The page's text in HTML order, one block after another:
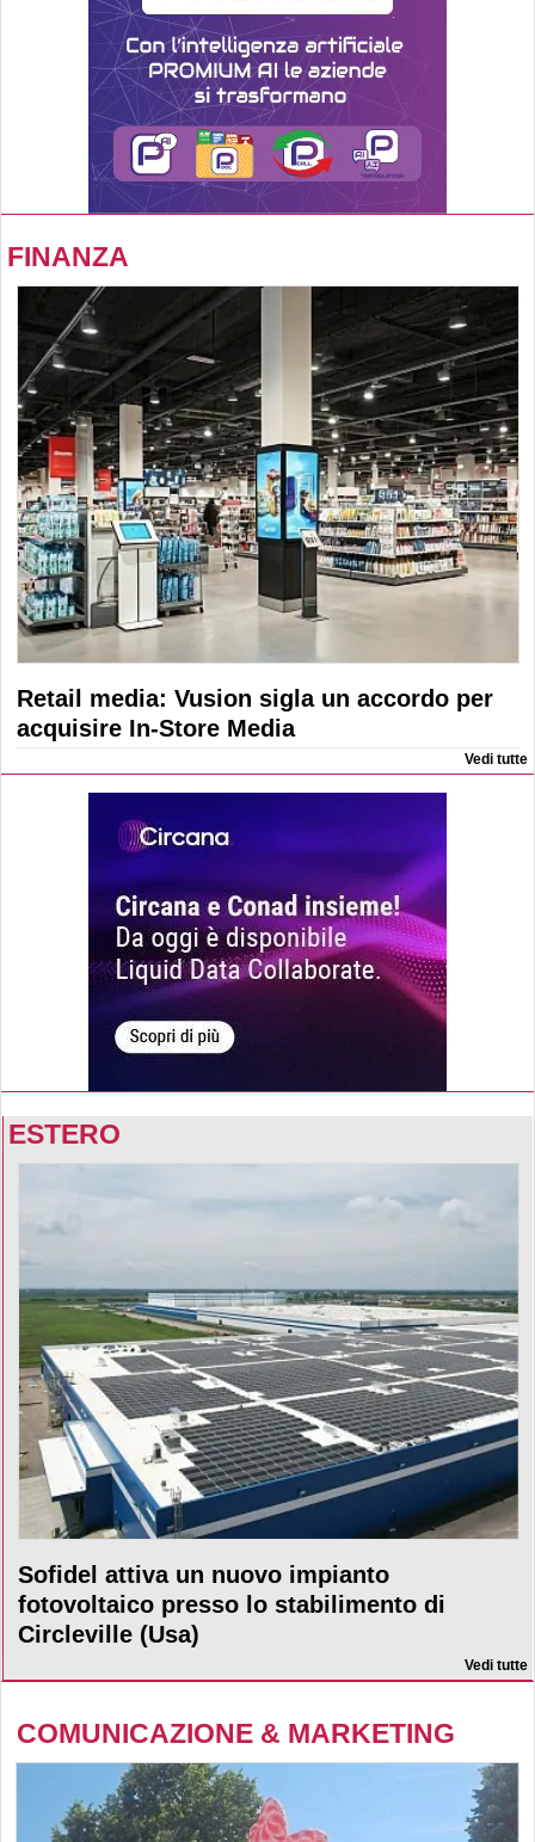
FINANZA
Retail media: Vusion sigla un accordo per
acquisire In-Store Media
Vedi tutte
ESTERO
Sofidel attiva un nuovo impianto
fotovoltaico presso lo stabilimento di
Circleville (Usa)
Vedi tutte
COMUNICAZIONE & MARKETING